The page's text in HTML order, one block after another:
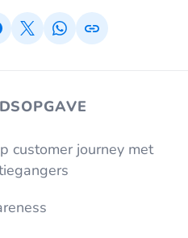
customer journey met